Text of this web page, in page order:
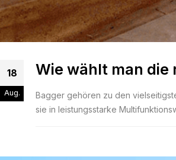
18
Aug.
Wie wählt man
Bagger gehören zu den
sie in leistungsstarke